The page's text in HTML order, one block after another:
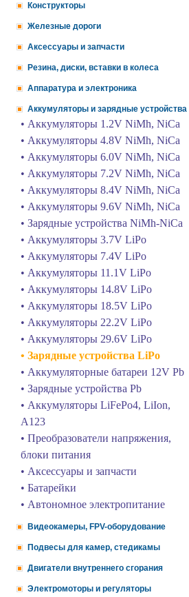
Конструкторы
Железные дороги
Аксессуары и запчасти
Резина, диски, вставки в колеса
Аппаратура и электроника
Аккумуляторы и зарядные устройства
• Аккумуляторы 1.2V NiMh, NiCa
• Аккумуляторы 4.8V NiMh, NiCa
• Аккумуляторы 6.0V NiMh, NiCa
• Аккумуляторы 7.2V NiMh, NiCa
• Аккумуляторы 8.4V NiMh, NiCa
• Аккумуляторы 9.6V NiMh, NiCa
• Зарядные устройства NiMh-NiCa
• Аккумуляторы 3.7V LiPo
• Аккумуляторы 7.4V LiPo
• Аккумуляторы 11.1V LiPo
• Аккумуляторы 14.8V LiPo
• Аккумуляторы 18.5V LiPo
• Аккумуляторы 22.2V LiPo
• Аккумуляторы 29.6V LiPo
• Зарядные устройства LiPo
• Аккумуляторные батареи 12V Pb
• Зарядные устройства Pb
• Аккумуляторы LiFePo4, LiIon,
A123
• Преобразователи напряжения,
блоки питания
• Аксессуары и запчасти
• Батарейки
• Автономное электропитание
Видеокамеры, FPV-оборудование
Подвесы для камер, стедикамы
Двигатели внутреннего сгорания
Электромоторы и регуляторы